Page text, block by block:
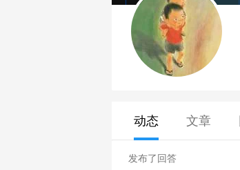
动态 文章
发布了回答